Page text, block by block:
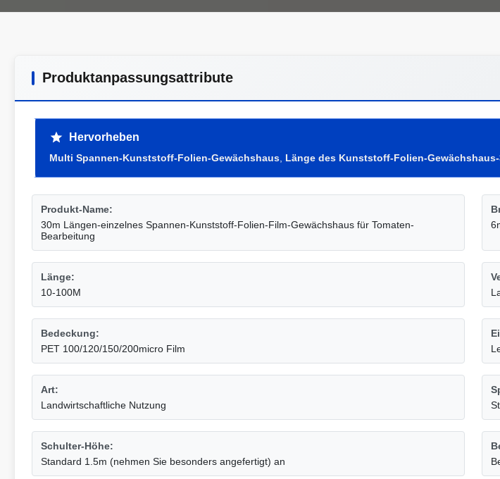
Produktanpassungsattribute
Hervorheben
Multi Spannen-Kunststoff-Folien-Gewächshaus Länge des Kunststoff-Folien-Gewächshaus-
Produkt-Name:
30m Längen-einzelnes Spannen-Kunststoff-Folien-Film-Gewächshaus für Tomaten-
Bearbeitung
Länge:
10-100M
Bedeckung:
PET 100/120/150/200micro Film
Art:
Landwirtschaftliche Nutzung
Schulter-Höhe:
Standard 1.5m (nehmen Sie besonders angefertigt) an